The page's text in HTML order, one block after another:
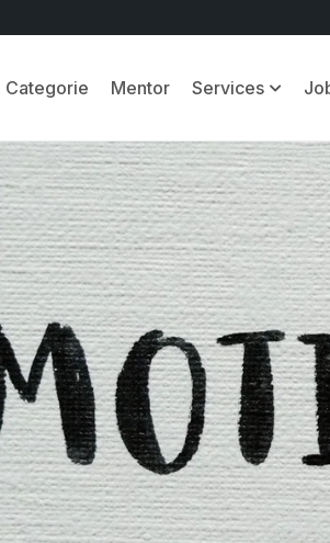
Categorie Mentor Services